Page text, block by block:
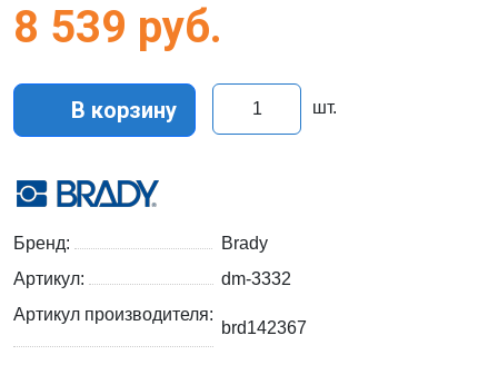
8 539 руб.
В корзину шт.
Бренд:
Brady
Артикул:
dm-3332
Артикул производителя:
brd142367